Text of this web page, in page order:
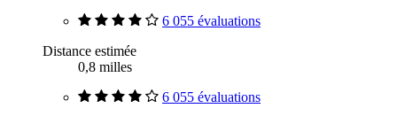
6 055 évaluations
Distance estimée
0,8 milles
6 055 évaluations